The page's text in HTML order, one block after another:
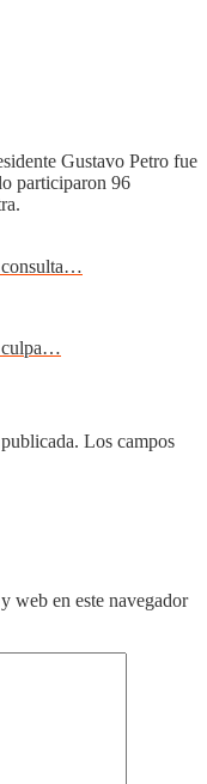
consulta…
culpa…
Los campos
web en este navegador